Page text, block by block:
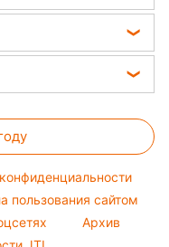
пользования сайтом
Архив